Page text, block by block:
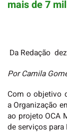
mais de 7
Da Redação
Por Camila
Com o objetivo
a Organização
ao projeto OCA
de serviços